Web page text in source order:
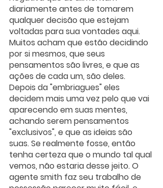
diariamente antes de tomarem
qualquer decisão que estejam
voltadas para sua vontades aqui.
Muitos acham que estão decidindo
por si mesmos, que seus
pensamentos são livres, e que as
ações de cada um, são deles.
Depois da "embriagues" eles
decidem mais uma vez pelo que vai
aparecendo em suas mentes,
achando serem pensamentos
"exclusivos", e que as ideias são
suas. Se realmente fosse, então
tenha certeza que o mundo tal qual
vemos, não estaria desse jeito. O
agente smith faz seu trabalho de